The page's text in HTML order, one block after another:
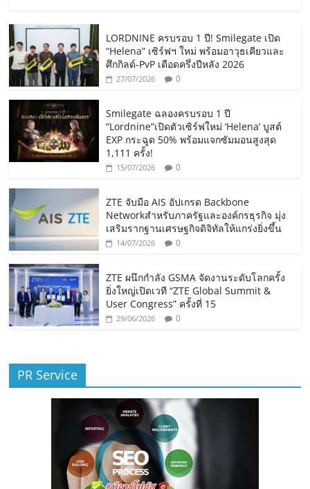
LORDNINE ครบรอบ 1 ปี! Smilegate เปิด
“Helena” เซิร์ฟฯ ใหม่ พร้อมอาวุธเคียวและ
ศึกกิลด์-PvP เดือดครึ่งปีหลัง 2026
27/07/2026 0
Smilegate ฉลองครบรอบ 1 ปี
“Lordnine”เปิดตัวเซิร์ฟใหม่ ‘Helena’ บูสต์
EXP กระฉูด 50% พร้อมแจกซัมมอนสูงสุด
1,111 ครั้ง!
15/07/2026 0
ZTE จับมือ AIS อัปเกรด Backbone
Networkสำหรับภาครัฐและองค์กรธุรกิจ มุ่ง
เสริมรากฐานเศรษฐกิจดิจิทัลให้แกร่งยิ่งขึ้น
14/07/2026 0
ZTE ผนึกกำลัง GSMA จัดงานระดับโลกครั้ง
ยิ่งใหญ่เปิดเวที “ZTE Global Summit &
User Congress” ครั้งที่ 15
29/06/2026 0
PR Service